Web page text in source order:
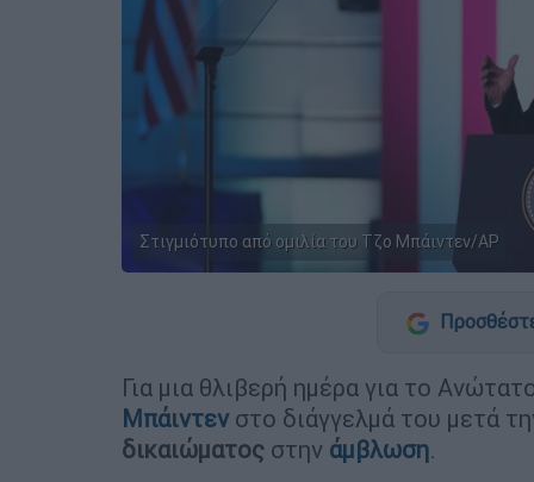
Στιγμιότυπο από ομιλία του Τζο Μπάιντεν/AP
Για μια θλιβερή ημέρα για το
Μπάιντενστο διάγγελμά του μετά
δικαιώματος στην άμβλωση.